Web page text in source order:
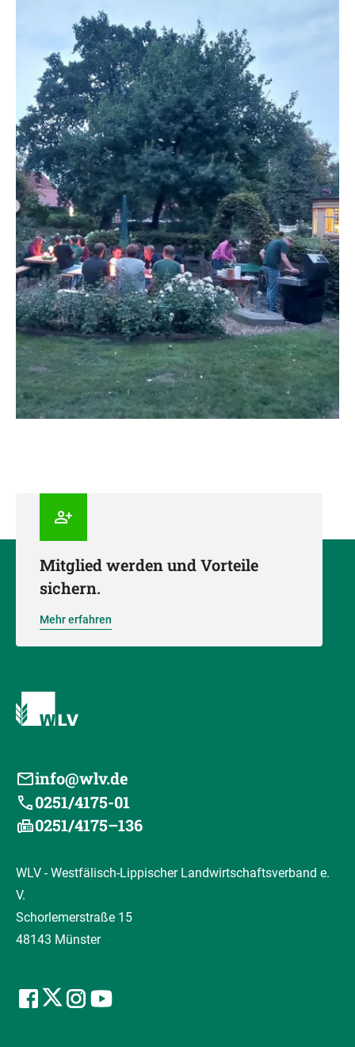
Mitglied werden und Vorteile
sichern.
Mehr erfahren
info@wlv.de
0251/4175-01
0251/4175–136
WLV - Westfälisch-Lippischer Landwirtschaftsverband e.
V.
Schorlemerstraße 15
48143 Münster